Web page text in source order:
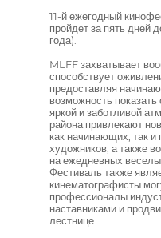
11-й ежегодный
пройдет за пять дней
года).
MLFF захватывает
способствует
предоставляя
возможность
яркой и заботливой
района привлекают
как начинающих, так
художников, а также
на ежедневных
Фестиваль также
кинематографисты
профессионалы
наставниками и
лестнице.